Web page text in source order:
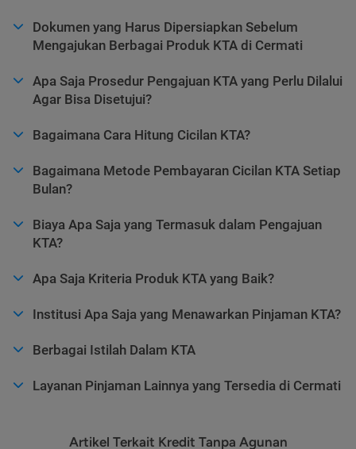
Dokumen yang Harus Dipersiapkan Sebelum
Mengajukan Berbagai Produk KTA di Cermati
Apa Saja Prosedur Pengajuan KTA yang Perlu Dilalui
Agar Bisa Disetujui?
Bagaimana Cara Hitung Cicilan KTA?
Bagaimana Metode Pembayaran Cicilan KTA Setiap
Bulan?
Biaya Apa Saja yang Termasuk dalam Pengajuan
KTA?
Apa Saja Kriteria Produk KTA yang Baik?
Institusi Apa Saja yang Menawarkan Pinjaman KTA?
Berbagai Istilah Dalam KTA
Layanan Pinjaman Lainnya yang Tersedia di Cermati
Artikel Terkait Kredit Tanpa Agunan